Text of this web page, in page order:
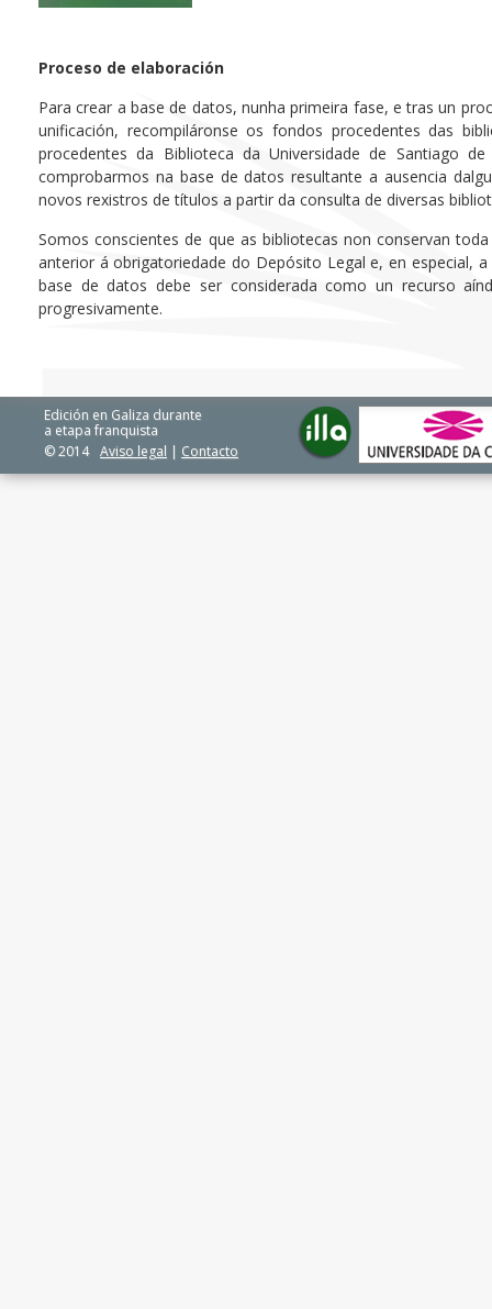
Proceso de elaboración
Para crear a base de datos, nunha primeira fase, e tras un
unificación, recompiláronse os fondos procedentes das
procedentes da Biblioteca da Universidade de Santiago
comprobarmos na base de datos resultante a ausencia
novos rexistros de títulos a partir da consulta de diversas
Somos conscientes de que as bibliotecas non conservan
anterior á obrigatoriedade do Depósito Legal e, en especial,
base de datos debe ser considerada como un recurso
progresivamente.
Edición en Galiza durante
a etapa franquista
© 2014 Aviso legal | Contacto